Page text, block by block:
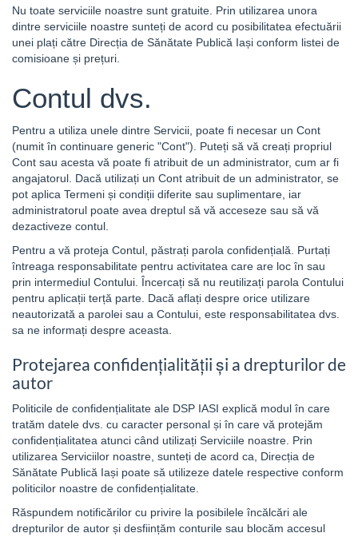
Nu toate serviciile noastre sunt gratuite. Prin utilizarea unora
dintre serviciile noastre sunteți de acord cu posibilitatea efectuării
unei plați către Direcția de Sănătate Publică Iași conform listei de
comisioane și prețuri.
Contul dvs.
Pentru a utiliza unele dintre Servicii, poate fi necesar un Cont
(numit în continuare generic "Cont"). Puteți să vă creați propriul
Cont sau acesta vă poate fi atribuit de un administrator, cum ar fi
angajatorul. Dacă utilizați un Cont atribuit de un administrator, se
pot aplica Termeni și condiții diferite sau suplimentare, iar
administratorul poate avea dreptul să vă acceseze sau să vă
dezactiveze contul.
Pentru a vă proteja Contul, păstrați parola confidențială. Purtați
întreaga responsabilitate pentru activitatea care are loc în sau
prin intermediul Contului. Încercați să nu reutilizați parola Contului
pentru aplicații terță parte. Dacă aflați despre orice utilizare
neautorizată a parolei sau a Contului, este responsabilitatea dvs.
sa ne informați despre aceasta.
Protejarea confidențialității și a drepturilor de
autor
Politicile de confidențialitate ale DSP IASI explică modul în care
tratăm datele dvs. cu caracter personal și în care vă protejăm
confidențialitatea atunci când utilizați Serviciile noastre. Prin
utilizarea Serviciilor noastre, sunteți de acord ca, Direcția de
Sănătate Publică Iași poate să utilizeze datele respective conform
politicilor noastre de confidențialitate.
Răspundem notificărilor cu privire la posibilele încălcări ale
drepturilor de autor și desființăm conturile sau blocăm accesul